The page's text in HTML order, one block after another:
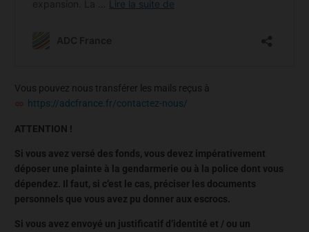
Vous pouvez nous transférer les mails reçus à
https://adcfrance.fr/contactez-nous/
ATTENTION !
Si vous avez versé des fonds, vous devez impérativement
déposer une plainte à la gendarmerie ou à la police dont vous
dépendez. Il faut, si c’est le cas, préciser les documents
personnels que vous avez pu donner aux escrocs.
Si vous avez envoyé un justificatif d’identité et / ou un